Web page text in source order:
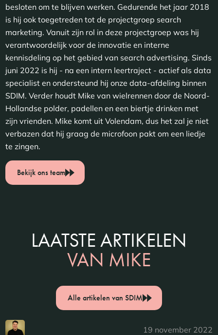
besloten om te blijven werken. Gedurende het jaar 2018
is hij ook toegetreden tot de projectgroep search
marketing. Vanuit zijn rol in deze projectgroep was hij
verantwoordelijk voor de innovatie en interne
kennisdeling op het gebied van search advertising. Sinds
juni 2022 is hij - na een intern leertraject - actief als data
specialist en ondersteund hij onze data-afdeling binnen
SDIM. Verder houdt Mike van wielrennen door de Noord-
Hollandse polder, padellen en een biertje drinken met
zijn vrienden. Mike komt uit Volendam, dus het zal je niet
verbazen dat hij graag de microfoon pakt om een liedje
te zingen.
Bekijk ons team
LAATSTE ARTIKELEN
VAN MIKE
Alle artikelen van SDIM
19 november 2022